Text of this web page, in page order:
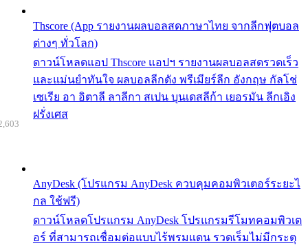
Thscore (App รายงานผลบอลสดภาษาไทย จากลีกฟุตบอล
ต่างๆ ทั่วโลก)
ดาวน์โหลดแอป Thscore แอปฯ รายงานผลบอลสดรวดเร็ว
และแม่นยำทันใจ ผลบอลลีกดัง พรีเมียร์ลีก อังกฤษ กัลโช่
เซเรีย อา อิตาลี ลาลีกา สเปน บุนเดสลีก้า เยอรมัน ลีกเอิง
ฝรั่งเศส
AnyDesk (โปรแกรม AnyDesk ควบคุมคอมพิวเตอร์ระยะไ
กล ใช้ฟรี)
ดาวน์โหลดโปรแกรม AnyDesk โปรแกรมรีโมทคอมพิวเต
อร์ ที่สามารถเชื่อมต่อแบบไร้พรมแดน รวดเร็มไม่มีกระตุ